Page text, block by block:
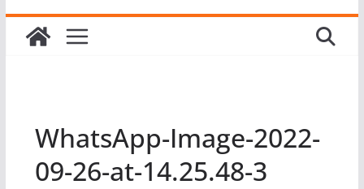
WhatsApp-Image-2022-
09-26-at-14.25.48-3